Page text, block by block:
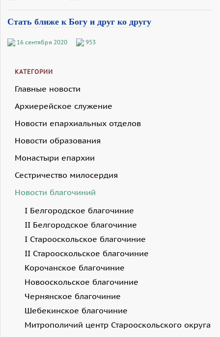
Стать ближе к Богу и друг ко другу
16 сентября 2020 953
КАТЕГОРИИ
Главные новости
Архиерейское служение
Новости епархиальных отделов
Новости образования
Монастыри епархии
Сестричество милосердия
Новости благочиний
I Белгородское благочиние
II Белгородское благочиние
I Старооскольское благочиние
II Старооскольское благочиние
Корочанское благочиние
Новооскольское благочиние
Чернянское благочиние
Шебекинское благочиние
Митрополичий центр Старооскольского округа